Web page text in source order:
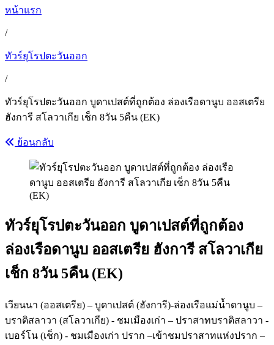
หน้าแรก
/
ทัวร์ยุโรปตะวันออก
/
ทัวร์ยุโรปตะวันออก บูดาเปสต์ที่ถูกต้อง ล่องเรือดานูบ ออสเตรีย
ฮังการี สโลวาเกีย เช็ก 8วัน 5คืน (EK)
ย้อนกลับ
ทัวร์ยุโรปตะวันออก บูดาเปสต์ที่ถูกต้อง
ล่องเรือดานูบ ออสเตรีย ฮังการี สโลวาเกีย
เช็ก 8วัน 5คืน (EK)
เวียนนา (ออสเตรีย) – บูดาเปสต์ (ฮังการี)-ล่องเรือแม่น้ำดานูบ –
บราติสลาวา (สโลวาเกีย) - ชมเมืองเก่า – ปราสาทบราติสลาวา -
เบอร์โน (เช็ก) - ชมเมืองเก่า ปราก –เข้าชมปราสาทแห่งปราก –